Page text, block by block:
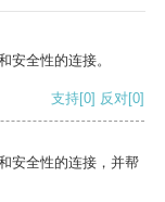
安全性的连接。
支持[0] 反对[0]
安全性的连接，并帮